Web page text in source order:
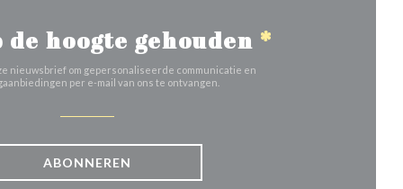
de hoogte gehouden *
nieuwsbrief om gepersonaliseerde communicatie en
per e-mail van ons te ontvangen.
ABONNEREN